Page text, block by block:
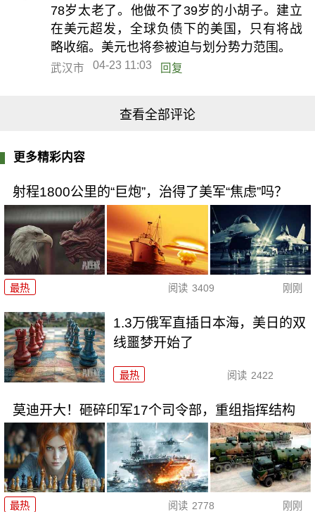
78岁太老了。他做不了39岁的小胡子。建立
在美元超发，全球负债下的美国，只有将战
略收缩。美元也将参被迫与划分势力范围。
武汉市 04-23 11:03 回复
查看全部评论
更多精彩内容
射程1800公里的“巨炮”，治得了美军“焦虑”吗？
最热 阅读 3409 刚刚
1.3万俄军直插日本海，美日的双
线噩梦开始了
最热 阅读 2422
莫迪开大！砸碎印军17个司令部，重组指挥结构
最热 阅读 2778 刚刚